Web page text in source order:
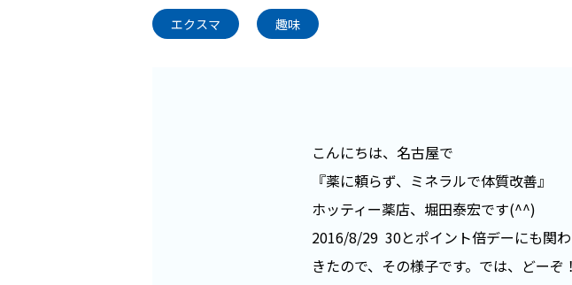
エクスマ
趣味
こんにちは、名古屋で
『薬に頼らず、ミネラルで体質改善』
ホッティー薬店、堀田泰宏です(^^)
2016/8/29 30とポイント倍デーにも関
きたので、その様子です。では、どーぞ！